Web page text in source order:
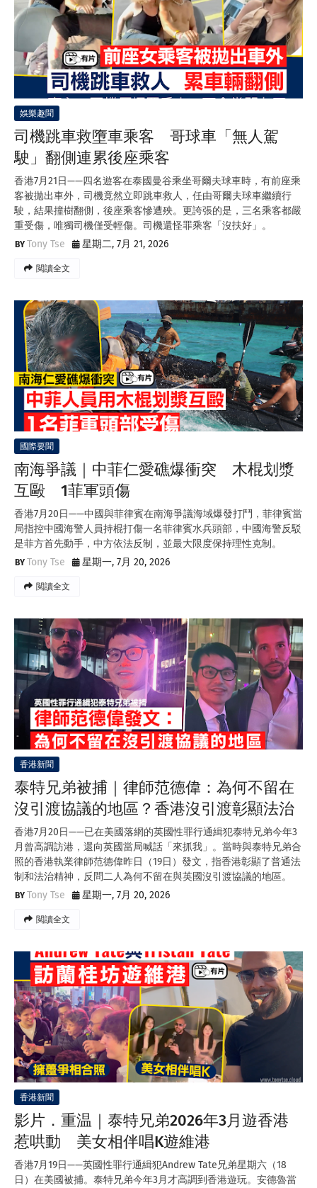
娛樂趣聞
司機跳車救墮車乘客 哥球車「無人駕
駛」翻側連累後座乘客
香港7月21日——四名遊客在泰國曼谷乘坐哥爾夫球車時，有前座乘
客被拋出車外，司機竟然立即跳車救人，任由哥爾夫球車繼續行
駛，結果撞樹翻側，後座乘客慘遭殃。更誇張的是，三名乘客都嚴
重受傷，唯獨司機僅受輕傷。司機還怪罪乘客「沒扶好」。
Tony Tse
星期二, 7月 21, 2026
閲讀全文
國際要聞
南海爭議｜中菲仁愛礁爆衝突 木棍划漿
互毆 1菲軍頭傷
香港7月20日——中國與菲律賓在南海爭議海域爆發打鬥，菲律賓當
局指控中國海警人員持棍打傷一名菲律賓水兵頭部，中國海警反駁
是菲方首先動手，中方依法反制，並最大限度保持理性克制。
Tony Tse
星期一, 7月 20, 2026
閲讀全文
香港新聞
泰特兄弟被捕｜律師范德偉：為何不留在
沒引渡協議的地區？香港沒引渡彰顯法治
香港7月20日——已在美國落網的英國性罪行通緝犯泰特兄弟今年3
月曾高調訪港，還向英國當局喊話「來抓我」。當時與泰特兄弟合
照的香港執業律師范德偉昨日（19日）發文，指香港彰顯了普通法
制和法治精神，反問二人為何不留在與英國沒引渡協議的地區。
Tony Tse
星期一, 7月 20, 2026
閲讀全文
香港新聞
影片．重温｜泰特兄弟2026年3月遊香港
惹哄動 美女相伴唱K遊維港
香港7月19日——英國性罪行通緝犯Andrew Tate兄弟星期六（18
日）在美國被捕。泰特兄弟今年3月才高調到香港遊玩。安德魯當